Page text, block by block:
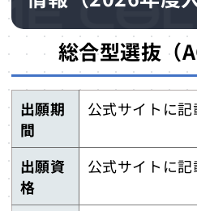
総合型選抜（
出願期
間
公式サイトに記
出願資
格
公式サイトに記